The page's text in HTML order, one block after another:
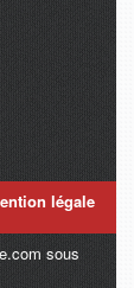
légale
sous